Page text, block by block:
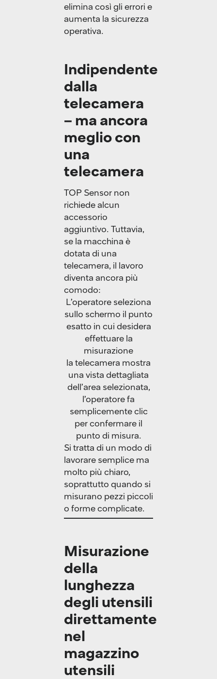
elimina così gli errori e
aumenta la sicurezza
operativa.
Indipendente
dalla
telecamera
– ma ancora
meglio con
una
telecamera
TOP Sensor non
richiede alcun
accessorio
aggiuntivo. Tuttavia,
se la macchina è
dotata di una
telecamera, il lavoro
diventa ancora più
comodo:
L’operatore seleziona
sullo schermo il punto
esatto in cui desidera
effettuare la
misurazione
la telecamera mostra
una vista dettagliata
dell’area selezionata,
l’operatore fa
semplicemente clic
per confermare il
punto di misura.
Si tratta di un modo di
lavorare semplice ma
molto più chiaro,
soprattutto quando si
misurano pezzi piccoli
o forme complicate.
Misurazione
della
lunghezza
degli utensili
direttamente
nel
magazzino
utensili